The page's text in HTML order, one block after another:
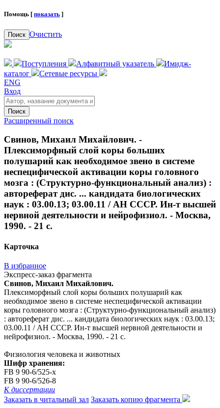
Помощь [ показать ]
Поиск Очистить
Поступления Алфавитный указатель
Имидж-
каталог
Сетевые ресурсы
ENG
Вход
Поиск
Расширенный поиск
Свинов, Михаил Михайлович. -
Плексиморфный слой коры больших
полушарий как необходимое звено в системе
неспецифической активации коры головного
мозга : (Структурно-функциональный анализ) :
автореферат дис. ... кандидата биологических
наук : 03.00.13; 03.00.11 / АН СССР. Ин-т высшей
нервной деятельности и нейрофизиол. - Москва,
1990. - 21 с.
Карточка
В избранное
Экспресс-заказ фрагмента
Свинов, Михаил Михайлович.
Плексиморфный слой коры больших полушарий как
необходимое звено в системе неспецифической активации
коры головного мозга : (Структурно-функциональный анализ)
: автореферат дис. ... кандидата биологических наук : 03.00.13;
03.00.11 / АН СССР. Ин-т высшей нервной деятельности и
нейрофизиол. - Москва, 1990. - 21 с.
Физиология человека и животных
Шифр хранения:
FB 9 90-6/525-x
FB 9 90-6/526-8
К диссертации
Заказать в читальный зал Заказать копию фрагмента